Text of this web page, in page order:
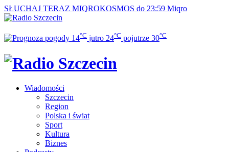
SŁUCHAJ TERAZ MIQROKOSMOS do 23:59 Miqro
14°C jutro 24°C pojutrze 30°C
Wiadomości
Szczecin
Region
Polska i świat
Sport
Kultura
Biznes